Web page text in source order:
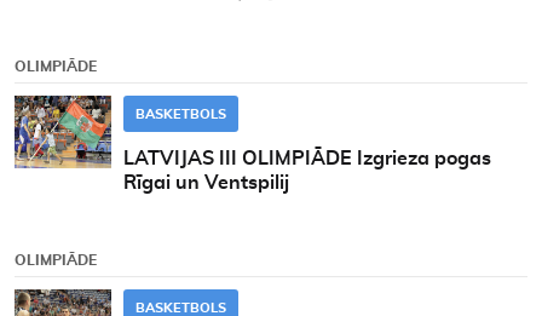
OLIMPIĀDE
BASKETBOLS
LATVIJAS III OLIMPIĀDE Izgrieza pogas
Rīgai un Ventspilij
OLIMPIĀDE
BASKETBOLS